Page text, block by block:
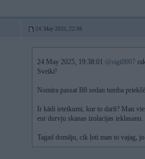
24. May 2025, 22:06
24 May 2025, 19:38:01 @sigi0007
Sveiki!
Nomira passat B8 sedan tumba
Ir kādi ieteikumi, kur to darīt? Man
eur durvju skanas izolacijas ieklasanu.
Tagad domāju, cik ļoti man to vajag,